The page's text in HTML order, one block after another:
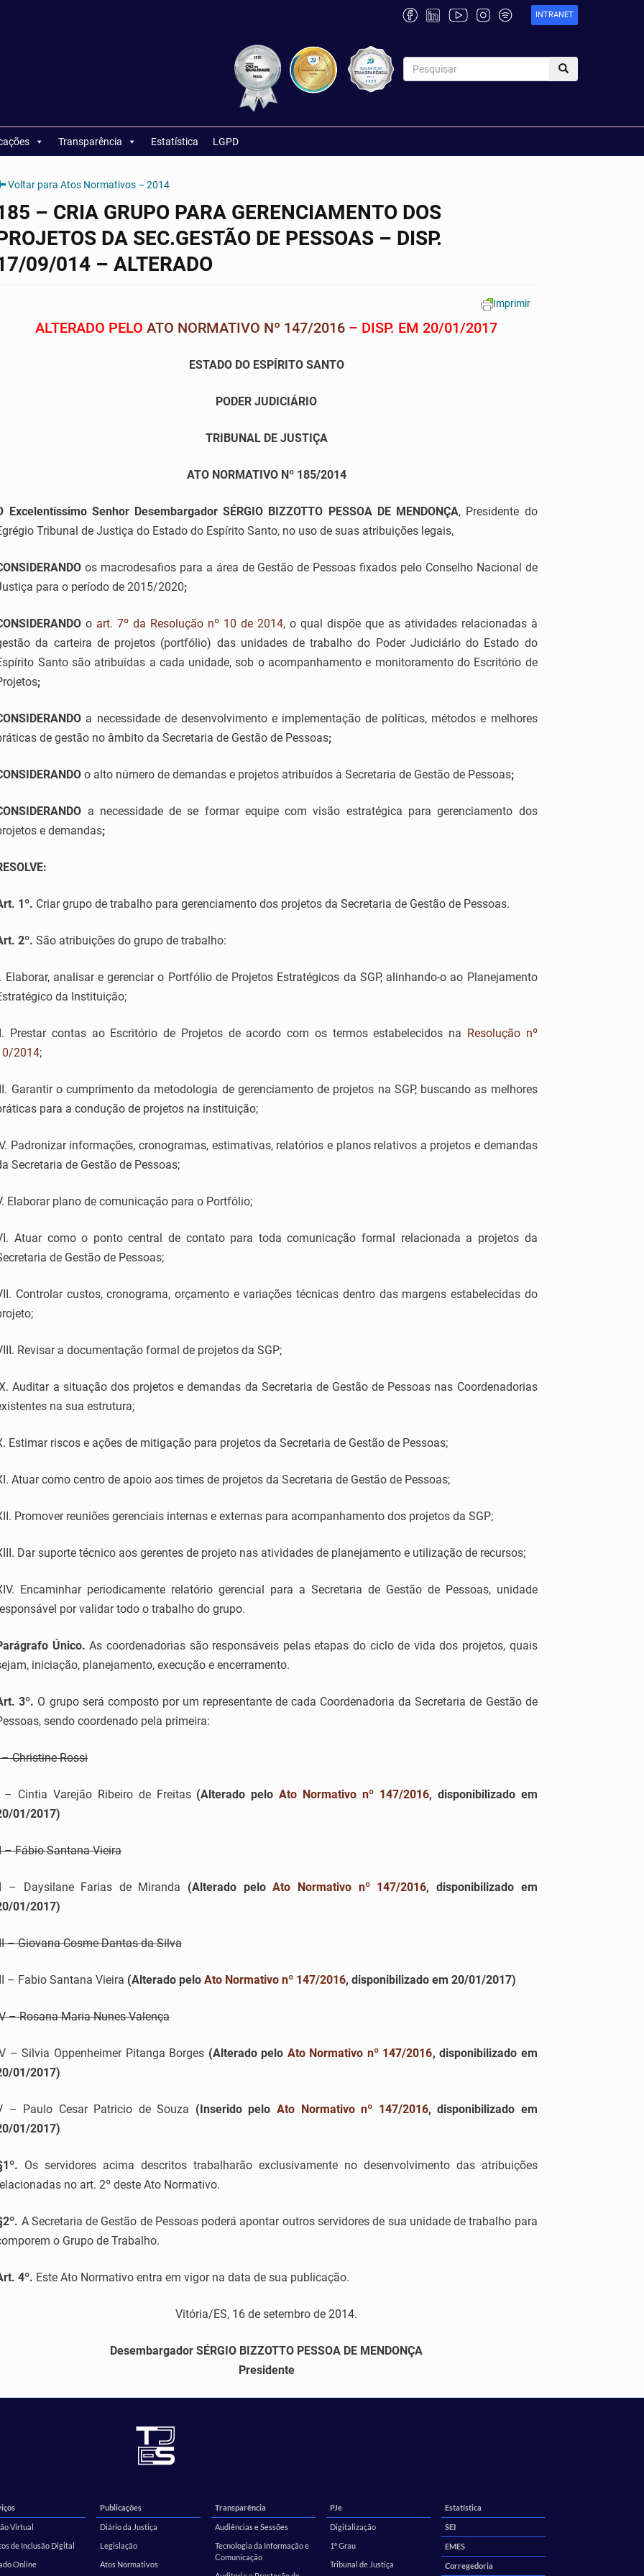
INTRANET
Transparência Estatística LGPD
Voltar para Atos Normativos – 2014
– CRIA GRUPO PARA GERENCIAMENTO DOS
DA SEC.GESTÃO DE PESSOAS – DISP.
09/014 – ALTERADO
Imprimir
ALTERADO PELOATO NORMATIVO Nº 147/2016 – DISP. EM 20/01/2017
ESTADO DO ESPÍRITO SANTO
PODER JUDICIÁRIO
TRIBUNAL DE JUSTIÇA
ATO NORMATIVO Nº 185/2014
Excelentíssimo Senhor Desembargador SÉRGIO BIZZOTTO PESSOA DE MENDONÇA, Presidente do
Tribunal de Justiça do Estado do Espírito Santo, no uso de suas atribuições legais,
os macrodesafios para a área de Gestão de Pessoas fixados pelo Conselho Nacional de
para o período de 2015/2020;
o art. 7º da Resolução nº 10 de 2014, o qual dispõe que as atividades relacionadas à
da carteira de projetos (portfólio) das unidades de trabalho do Poder Judiciário do Estado do
Santo são atribuídas a cada unidade, sob o acompanhamento e monitoramento do Escritório de
;
a necessidade de desenvolvimento e implementação de políticas, métodos e melhores
de gestão no âmbito da Secretaria de Gestão de Pessoas;
o alto número de demandas e projetos atribuídos à Secretaria de Gestão de Pessoas;
a necessidade de se formar equipe com visão estratégica para gerenciamento dos
e demandas;
1º. Criar grupo de trabalho para gerenciamento dos projetos da Secretaria de Gestão de Pessoas.
2º. São atribuições do grupo de trabalho:
Elaborar, analisar e gerenciar o Portfólio de Projetos Estratégicos da SGP, alinhando-o ao Planejamento
da Instituição;
Prestar contas ao Escritório de Projetos de acordo com os termos estabelecidos na Resolução nº
2014;
Garantir o cumprimento da metodologia de gerenciamento de projetos na SGP, buscando as melhores
para a condução de projetos na instituição;
Padronizar informações, cronogramas, estimativas, relatórios e planos relativos a projetos e demandas
Secretaria de Gestão de Pessoas;
Elaborar plano de comunicação para o Portfólio;
Atuar como o ponto central de contato para toda comunicação formal relacionada a projetos da
de Gestão de Pessoas;
Controlar custos, cronograma, orçamento e variações técnicas dentro das margens estabelecidas do
Revisar a documentação formal de projetos da SGP;
Auditar a situação dos projetos e demandas da Secretaria de Gestão de Pessoas nas Coordenadorias
na sua estrutura;
Estimar riscos e ações de mitigação para projetos da Secretaria de Gestão de Pessoas;
Atuar como centro de apoio aos times de projetos da Secretaria de Gestão de Pessoas;
Promover reuniões gerenciais internas e externas para acompanhamento dos projetos da SGP;
Dar suporte técnico aos gerentes de projeto nas atividades de planejamento e utilização de recursos;
Encaminhar periodicamente relatório gerencial para a Secretaria de Gestão de Pessoas, unidade
por validar todo o trabalho do grupo.
Único. As coordenadorias são responsáveis pelas etapas do ciclo de vida dos projetos, quais
iniciação, planejamento, execução e encerramento.
3º. O grupo será composto por um representante de cada Coordenadoria da Secretaria de Gestão de
sendo coordenado pela primeira:
– Christine Rossi
– Cintia Varejão Ribeiro de Freitas (Alterado peloAto Normativo nº 147/2016, disponibilizado em
01/2017)
– Fábio Santana Vieira
– Daysilane Farias de Miranda (Alterado peloAto Normativo nº 147/2016, disponibilizado em
01/2017)
– Giovana Cosme Dantas da Silva
– Fabio Santana Vieira (Alterado peloAto Normativo nº 147/2016, disponibilizado em 20/01/2017)
– Rosana Maria Nunes Valença
– Silvia Oppenheimer Pitanga Borges (Alterado pelo Ato Normativo nº 147/2016, disponibilizado em
01/2017)
– Paulo Cesar Patricio de Souza (Inserido pelo Ato Normativo nº 147/2016, disponibilizado em
01/2017)
Os servidores acima descritos trabalharão exclusivamente no desenvolvimento das atribuições
no art. 2º deste Ato Normativo.
A Secretaria de Gestão de Pessoas poderá apontar outros servidores de sua unidade de trabalho para
o Grupo de Trabalho.
4º. Este Ato Normativo entra em vigor na data de sua publicação.
Vitória/ES, 16 de setembro de 2014.
Desembargador SÉRGIO BIZZOTTO PESSOA DE MENDONÇA
Presidente
Virtual
de Inclusão Digital
Online
Publicações
Diário da Justiça
Legislação
Atos Normativos
Transparência
Audiências e Sessões
Tecnologia da Informação e
Comunicação
PJe
Digitalização
1º Grau
Tribunal de Justiça
Estatística
SEI
EMES
Corregedoria